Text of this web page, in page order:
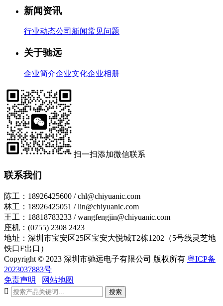
新闻资讯
行业动态公司新闻常见问题
关于驰远
企业简介企业文化企业相册
扫一扫添加微信联系
联系我们
陈工：18926425600 / chl@chiyuanic.com
林工：18926425051 / lin@chiyuanic.com
王工：18818783233 / wangfengjin@chiyuanic.com
座机：(0755) 2308 2423
地址：深圳市宝安区25区宝安大悦城T2栋1202（5号线灵芝地
铁口F出口）
Copyright © 2023 深圳市驰远电子有限公司 版权所有 粤ICP备
2023037883号
免责声明
网站地图

搜索